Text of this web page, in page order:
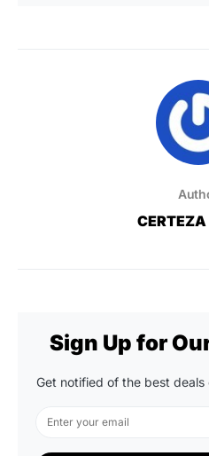
Sign Up for
Get notified of the best deals